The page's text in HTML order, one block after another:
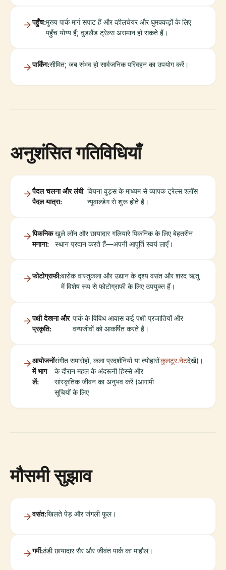
पहुँच:मुख्य पार्क मार्ग सपाट हैं और व्हीलचेयर और घुमक्कड़ों के लिए
पहुँच योग्य हैं; वुडलैंड ट्रेल्स असमान हो सकते हैं।
पार्किंग:सीमित; जब संभव हो सार्वजनिक परिवहन का उपयोग करें।
अनुशंसित गतिविधियाँ
पैदल चलना और लंबी
पैदल यात्रा:
वियना वुड्स के माध्यम से व्यापक ट्रेल्स श्लॉस
न्यूवाल्डेग से शुरू होते हैं।
पिकनिक
मनाना:
खुले लॉन और छायादार गलियारे पिकनिक के लिए बेहतरीन
स्थान प्रदान करते हैं—अपनी आपूर्ति स्वयं लाएँ।
फोटोग्राफी:बारोक वास्तुकला और उद्यान के दृश्य वसंत और शरद ऋतु
में विशेष रूप से फोटोग्राफी के लिए उपयुक्त हैं।
पक्षी देखना और
प्रकृति:
पार्क के विविध आवास कई पक्षी प्रजातियों और
वन्यजीवों को आकर्षित करते हैं।
आयोजनों
में भाग
लें:
संगीत समारोहों, कला प्रदर्शनियों या त्योहारों
के दौरान महल के अंदरूनी हिस्से और
सांस्कृतिक जीवन का अनुभव करें (आगामी
सूचियों के लिए
कुलटूर.नेटदेखें)।
मौसमी सुझाव
वसंत:खिलते पेड़ और जंगली फूल।
गर्मी:ठंडी छायादार सैर और जीवंत पार्क का माहौल।